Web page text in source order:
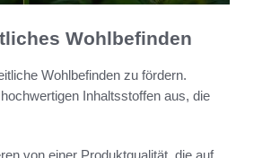
Wohlbefinden
Wohlbefinden zu fördern.
Inhaltsstoffen aus, die
von einer Produktqualität, die auf